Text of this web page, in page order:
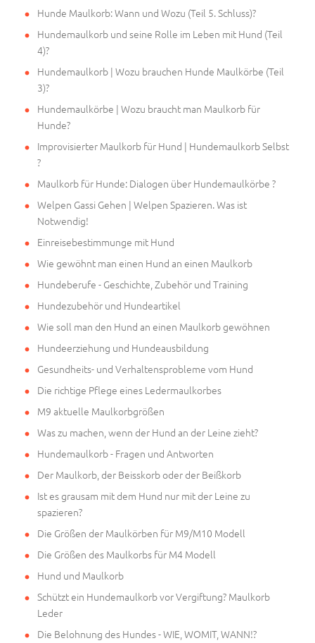
Hunde Maulkorb: Wann und Wozu (Teil 5. Schluss)?
Hundemaulkorb und seine Rolle im Leben mit Hund (Teil
4)?
Hundemaulkorb | Wozu brauchen Hunde Maulkörbe (Teil
3)?
Hundemaulkörbe | Wozu braucht man Maulkorb für
Hunde?
Improvisierter Maulkorb für Hund | Hundemaulkorb Selbst
?
Maulkorb für Hunde: Dialogen über Hundemaulkörbe ?
Welpen Gassi Gehen | Welpen Spazieren. Was ist
Notwendig!
Einreisebestimmunge mit Hund
Wie gewöhnt man einen Hund an einen Maulkorb
Hundeberufe - Geschichte, Zubehör und Training
Hundezubehör und Hundeartikel
Wie soll man den Hund an einen Maulkorb gewöhnen
Hundeerziehung und Hundeausbildung
Gesundheits- und Verhaltensprobleme vom Hund
Die richtige Pflege eines Ledermaulkorbes
M9 aktuelle Maulkorbgrößen
Was zu machen, wenn der Hund an der Leine zieht?
Hundemaulkorb - Fragen und Antworten
Der Maulkorb, der Beisskorb oder der Beißkorb
Ist es grausam mit dem Hund nur mit der Leine zu
spazieren?
Die Größen der Maulkörben für M9/M10 Modell
Die Größen des Maulkorbs für M4 Modell
Hund und Maulkorb
Schützt ein Hundemaulkorb vor Vergiftung? Maulkorb
Leder
Die Belohnung des Hundes - WIE, WOMIT, WANN!?